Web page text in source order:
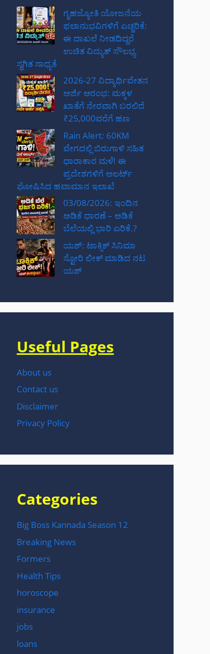
ಗೃಹಜ್ಯೋತಿ ಯೋಜನೆಯ
ಫಲಾನುಭವಿಗಳಿಗೆ ಎಚ್ಚರಿಕೆ:
ಈ ದಾಖಲೆ ನೀಡದಿದ್ದರೆ
ಉಚಿತ ವಿದ್ಯುತ್ ಸೌಲಭ್ಯ
ಸ್ಥಗಿತ ಸಾಧ್ಯತೆ
2026-27 ವಿದ್ಯಾರ್ಥಿವೇತನ
ಅರ್ಜಿ ಆರಂಭ: ಮಕ್ಕಳ
ಖಾತೆಗೆ ನೇರವಾಗಿ ಬರಲಿದೆ
₹25,000ವರೆಗೆ ಹಣ
Rain Alert: 60KM
ವೇಗದಲ್ಲಿ ಬಿರುಗಾಳಿ ಸಹಿತ
ಧಾರಾಕಾರ ಮಳೆ! ಈ
ಪ್ರದೇಶಗಳಿಗೆ ಅಲರ್ಟ್
ಘೋಷಿಸಿದ ಹವಾಮಾನ ಇಲಾಖೆ
03/08/2026: ಇಂದಿನ
ಅಡಿಕೆ ಧಾರಣೆ – ಅಡಿಕೆ
ಬೆಲೆಯಲ್ಲಿ ಭಾರಿ ಏರಿಕೆ.?
ಯಶ್: ಟಾಕ್ಸಿಕ್ ಸಿನಿಮಾ
ಸ್ಟೋರಿ ಲೀಕ್ ಮಾಡಿದ ನಟ‌
ಯಶ್
Useful Pages
About us
Contact us
Disclaimer
Privacy Policy
Categories
Big Boss Kannada Season 12
Breaking News
Formers
Health Tips
horoscope
insurance
jobs
loans